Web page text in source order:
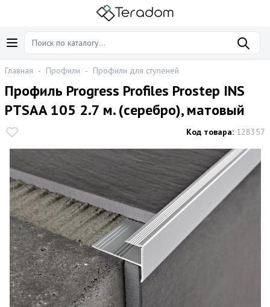
Главная - Профили - Профили для ступеней
Профиль Progress Profiles Prostep INS
PTSAA 105 2.7 м. (серебро), матовый
Код товара: 128357